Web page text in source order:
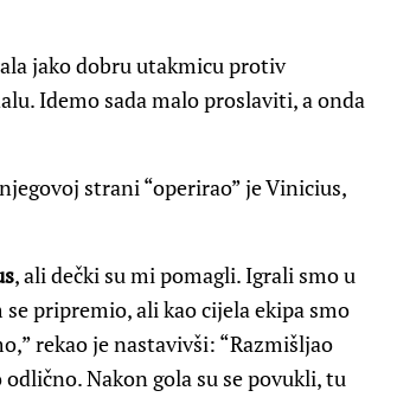
jako dobru utakmicu protiv
Idemo sada malo proslaviti, a onda
strani “operirao” je Vinicius,
, ali dečki su mi pomagli. Igrali smo u
pripremio, ali kao cijela ekipa smo
rekao je nastavivši: “Razmišljao
Nakon gola su se povukli, tu